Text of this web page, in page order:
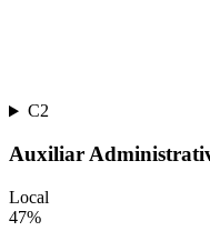
C2
Auxiliar
Local
47%